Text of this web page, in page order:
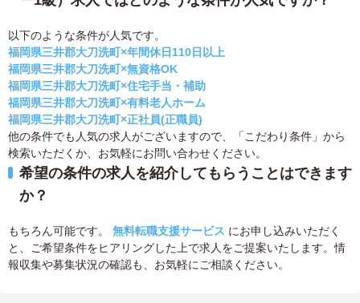
以下のような条件が人気です。
福岡県三井郡大刀洗町×年間休日110日以上
福岡県三井郡大刀洗町×無資格OK
福岡県三井郡大刀洗町×住宅手当・補助
福岡県三井郡大刀洗町×有料老人ホーム
福岡県三井郡大刀洗町×正社員(正職員)
他の条件でも人気の求人がございますので、「こだわり条件」から
検索いただくか、お気軽にお問い合わせください。
希望の条件の求人を紹介してもらうことはできます
か？
もちろん可能です。 無料転職支援サービス にお申し込みいただく
と、ご希望条件をヒアリングした上で求人をご提案いたします。情
報収集や募集状況の確認も、お気軽にご相談ください。